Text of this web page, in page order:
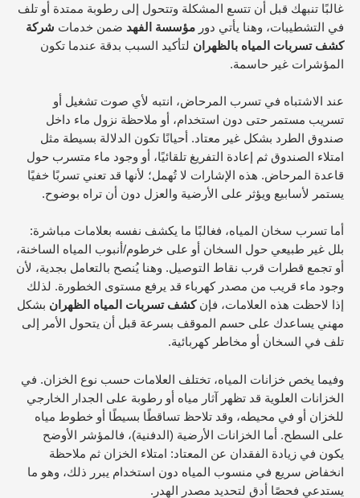
غالبًا تنبهك قبل أن تتسع المشكلة وتتحول إلى رطوبة ممتدة أو تلف
في التشطيبات، وهنا يأتي دور مؤسسة الفهد ضمن خدمات شركة
كشف تسربات المياه بالظهران لتأكيد السبب بدقة عندما تكون
المؤشرات غير حاسمة.
عند الاشتباه في تسرب المرحاض، انتبه لأي صوت تشغيل أو
تسريب مستمر حتى دون استخدام، أو ملاحظة نزول ماء داخل
صندوق الطرد بشكل غير معتاد. أحيانًا تكون الدلالة بسيطة مثل
امتلاء الصندوق ثم إعادة التفريغ تلقائيًا، أو وجود ماء متسرب حول
قاعدة المرحاض. هذه الإشارات لا تُهمل؛ لأنها قد تعني تسربًا خفيًا
يستمر لأسابيع ويؤثر على الأرضية والعزل دون أن تراه بوضوح.
أما تسرب سخان المياه، فغالبًا ما يكشف نفسه بعلامات مباشرة:
بلل غير طبيعي حول السخان أو على خرطوم/أنبوب المياه الساخنة،
أو تجمع قطرات قرب نقاط التوصيل. وهنا يُنصح بالتعامل بجدية، لأن
وجود ماء قريب من مصدر كهرباء قد يرفع مستوى الخطورة. لذلك
إذا لاحظت هذه العلامات، فإنكشف تسربات المياه الظهران بشكل
مهني يساعدك على حسم الموقف بسرعة قبل أن يتحول الأمر إلى
تلف في السخان أو مخاطر كهربائية.
وفيما يخص خزانات المياه، تختلف العلامات حسب نوع الخزان. في
الخزانات العلوية قد تظهر آثار مياه أو رطوبة على الجدار الخارجي
للخزان أو في محيطه، وقد تلاحظ تساقطًا بسيطًا أو خطوط مياه
على السطح. أما الخزانات الأرضية (الدفنية)، فالمؤشر الأوضح
يكون في زيادة الفقدان عن المعتاد: امتلاء الخزان ثم ملاحظة
انخفاض سريع في منسوب المياه دون استخدام يبرر ذلك، وهو ما
يستدعي فحصًا أدق لتحديد مصدر الهدر.